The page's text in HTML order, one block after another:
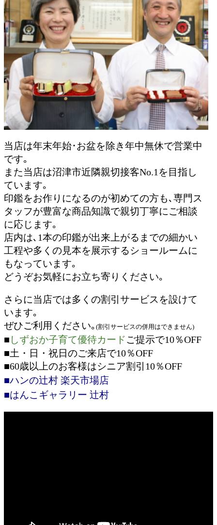
当店は年末年始･お盆を除き年中無休で営業中
です｡
また当店は沼津市近隣親切接客No.1を目指し
ています｡
印鑑をお作りになるのが初めての方も､専門ス
タッフが豊富な商品知識で親切丁寧にご相談
に応じます｡
店内は､1本の印鑑が出来上がるまでの細かい
工程や多くの見本を展示するショールームに
もなっています｡
どうぞお気軽にお立ち寄りください｡
さらに当店では多くの割引サービスを設けて
います｡
ぜひご利用ください｡ (割引サービスの併用はできません)
■ しずおか子育て優待カードご提示で10％OFF
■土・日・祝日のご来店で10％OFF
■60歳以上のお客様はシニア割引10％OFF
■ハンの辻村 楽天市場店
■はんこギャラリー 辻村